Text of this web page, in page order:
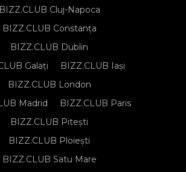
BIZZ.CLUB Cluj-Napoca
BIZZ.CLUB Constanța
BIZZ.CLUB Dublin
Galați
BIZZ.CLUB Iași
BIZZ.CLUB London
Madrid
BIZZ.CLUB Paris
BIZZ.CLUB Pitești
BIZZ.CLUB Ploiești
BIZZ.CLUB Satu Mare